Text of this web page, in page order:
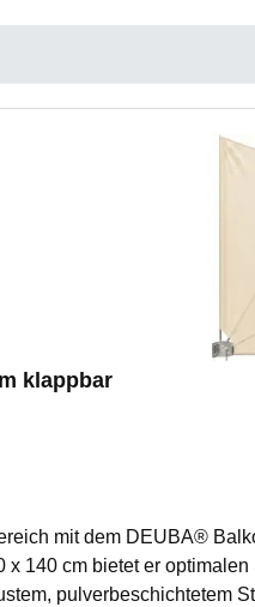
klappbar
mit dem DEUBA®
140 cm bietet er
pulverbeschichtetem